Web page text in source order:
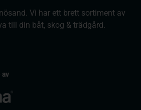
Vi har ett brett sortiment av
till din båt, skog & trädgård.
av